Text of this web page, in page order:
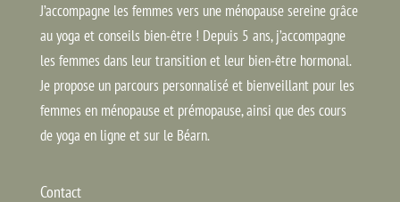
J’accompagne les femmes vers une ménopause sereine grâce
au yoga et conseils bien-être ! Depuis 5 ans, j’accompagne
les femmes dans leur transition et leur bien-être hormonal.
Je propose un parcours personnalisé et bienveillant pour les
femmes en ménopause et prémopause, ainsi que des cours
de yoga en ligne et sur le Béarn.
Contact